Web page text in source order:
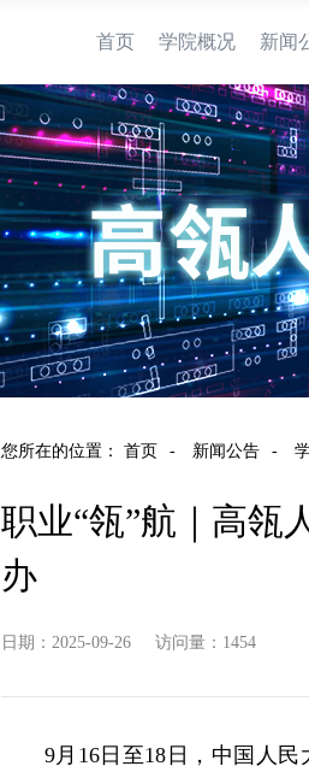
首页 学院概况 新闻
您所在的位置： 首页 - 新闻公告 -
职业“瓴”航｜高瓴
办
日期：2025-09-26 访问量： 1454
9月16日至18日，中国人